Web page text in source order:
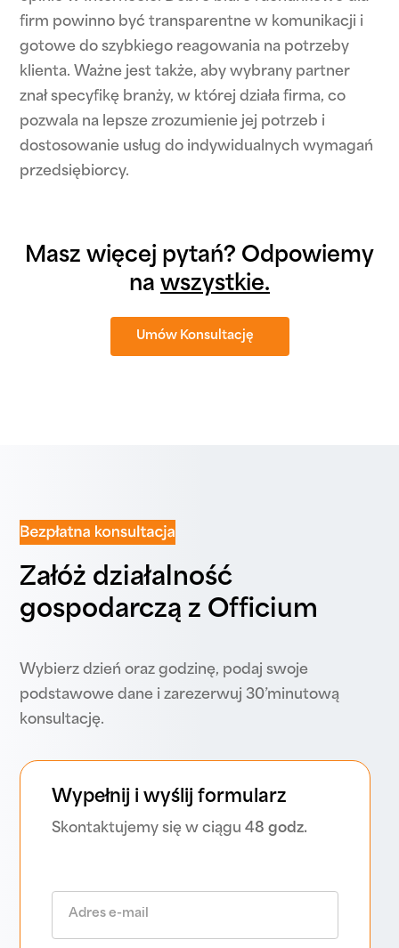
firm powinno być transparentne w komunikacji i
gotowe do szybkiego reagowania na potrzeby
klienta. Ważne jest także, aby wybrany partner
znał specyfikę branży, w której działa firma, co
pozwala na lepsze zrozumienie jej potrzeb i
dostosowanie usług do indywidualnych wymagań
przedsiębiorcy.
Masz więcej pytań? Odpowiemy
na wszystkie.
Umów Konsultację
Załóż działalność
gospodarczą z Officium
Wybierz dzień oraz godzinę, podaj swoje
podstawowe dane i zarezerwuj 30’minutową
konsultację.
Wypełnij i wyślij formularz
Skontaktujemy się w ciągu48 godz.